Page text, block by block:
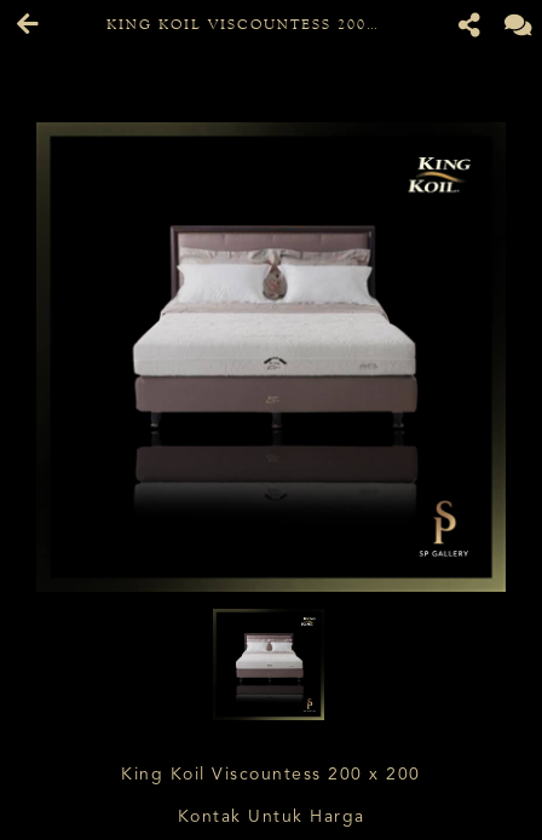
KING KOIL VISCOUNTESS 200 X 200
King Koil Viscountess 200 x 200
Kontak Untuk Harga